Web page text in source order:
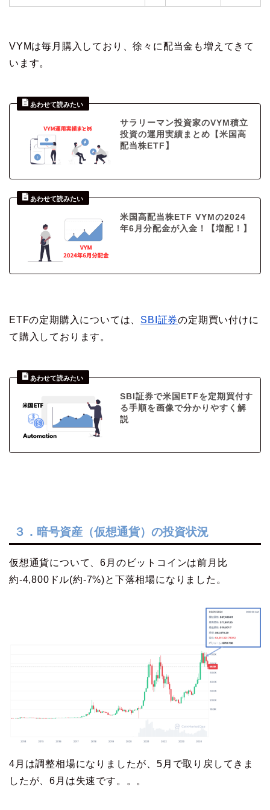
VYMは毎月購入しており、徐々に配当金も増えてきて
います。
サラリーマン投資家のVYM積立
投資の運用実績まとめ【米国高
配当株ETF】
米国高配当株ETF VYMの2024
年6月分配金が入金！【増配！】
ETFの定期購入については、 SBI証券の定期買い付けに
て購入しております。
SBI証券で米国ETFを定期買付す
る手順を画像で分かりやすく解
説
３．暗号資産（仮想通貨）の投資状況
仮想通貨について、6月のビットコインは前月比
約-4,800ドル(約-7%)と下落相場になりました。
4月は調整相場になりましたが、5月で取り戻してきま
したが、6月は失速です。。。